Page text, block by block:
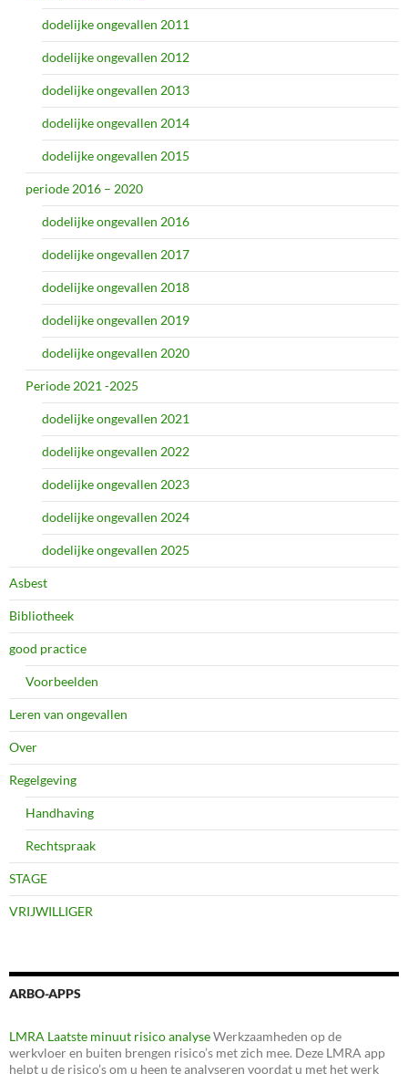
dodelijke ongevallen 2011
dodelijke ongevallen 2012
dodelijke ongevallen 2013
dodelijke ongevallen 2014
dodelijke ongevallen 2015
periode 2016 – 2020
dodelijke ongevallen 2016
dodelijke ongevallen 2017
dodelijke ongevallen 2018
dodelijke ongevallen 2019
dodelijke ongevallen 2020
Periode 2021 -2025
dodelijke ongevallen 2021
dodelijke ongevallen 2022
dodelijke ongevallen 2023
dodelijke ongevallen 2024
dodelijke ongevallen 2025
Asbest
Bibliotheek
good practice
Voorbeelden
Leren van ongevallen
Over
Regelgeving
Handhaving
Rechtspraak
STAGE
VRIJWILLIGER
ARBO-APPS
LMRA Laatste minuut risico analyseWerkzaamheden op de
werkvloer en buiten brengen risico’s met zich mee. Deze LMRA app
helpt u de risico’s om u heen te analyseren voordat u met het werk